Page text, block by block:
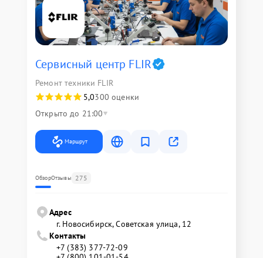
Сервисный центр FLIR
Ремонт техники FLIR
5,0300 оценки
Открыто до 21:00
Маршрут
ОбзорОтзывы 275
Адрес
г. Новосибирск, Советская улица, 12
Контакты
+7 (383) 377-72-09